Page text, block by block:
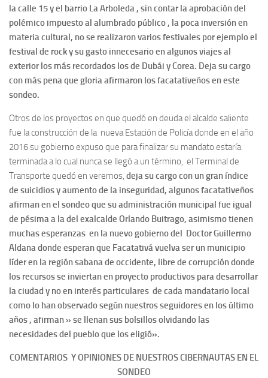
la calle 15 y el barrio La Arboleda , sin contar la aprobación del
polémico impuesto al alumbrado público , la poca inversión en
materia cultural, no se realizaron varios festivales por ejemplo el
festival de rock y su gasto innecesario en algunos viajes al
exterior los más recordados los de Dubái y Corea. Deja su cargo
con más pena que gloria afirmaron los facatativeños en este
sondeo.
Otros de los proyectos en que quedó en deuda el alcalde saliente
fue la construcción de la nueva Estación de Policía donde en el año
2016 su gobierno expuso que para finalizar su mandato estaría
terminada a lo cual nunca se llegó a un término, el Terminal de
Transporte quedó en veremos, deja su cargo con un gran índice
de suicidios y aumento de la inseguridad, algunos facatativeños
afirman en el sondeo que su administración municipal fue igual
de pésima a la del exalcalde Orlando Buitrago, asimismo tienen
muchas esperanzas en la nuevo gobierno del Doctor Guillermo
Aldana donde esperan que Facatativá vuelva ser un municipio
líder en la región sabana de occidente, libre de corrupción donde
los recursos se inviertan en proyecto productivos para desarrollar
la ciudad y no en interés particulares de cada mandatario local
como lo han observado según nuestros seguidores en los último
años , afirman » se llenan sus bolsillos olvidando las
necesidades del pueblo que los eligió».
COMENTARIOS Y OPINIONES DE NUESTROS CIBERNAUTAS EN EL
SONDEO